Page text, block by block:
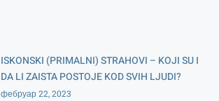
ISKONSKI (PRIMALNI) STRAHOVI – KOJI SU I
DA LI ZAISTA POSTOJE KOD SVIH LJUDI?
фебруар 22, 2023